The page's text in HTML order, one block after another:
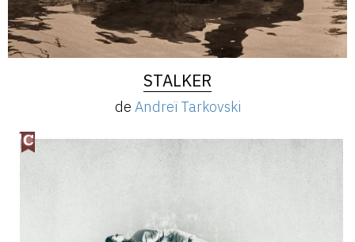
STALKER
de Andreï Tarkovski